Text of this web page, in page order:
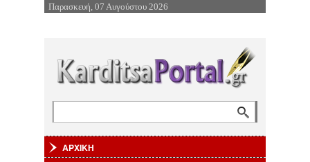
Επιστροφή στην Πλοήγηση
Παρασκευή, 07 Αυγούστου 2026
ΑΡΧΙΚΗ